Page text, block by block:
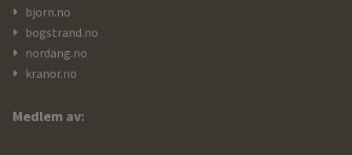
bjorn.no
bogstrand.no
nordang.no
kranor.no
Medlem av: